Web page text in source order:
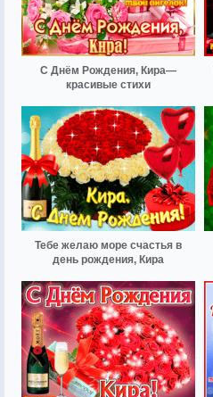
С Днём Рождения, Кира—
красивые стихи
Тебе желаю море счастья в
день рождения, Кира